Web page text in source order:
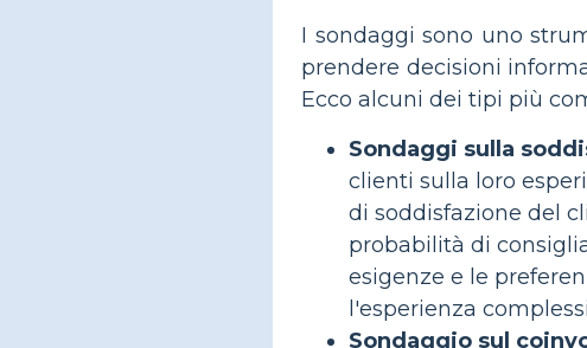
I sondaggi sono uno
prendere decisioni
Ecco alcuni dei tipi più
Sondaggi sulla
clienti sulla loro
di soddisfazione del
probabilità di
esigenze e le
l'esperienza
Sondaggio sul